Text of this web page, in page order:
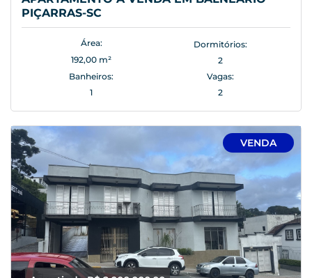
PIÇARRAS-SC
Área:
192,00 m²
Dormitórios:
2
Banheiros:
1
Vagas:
2
VENDA